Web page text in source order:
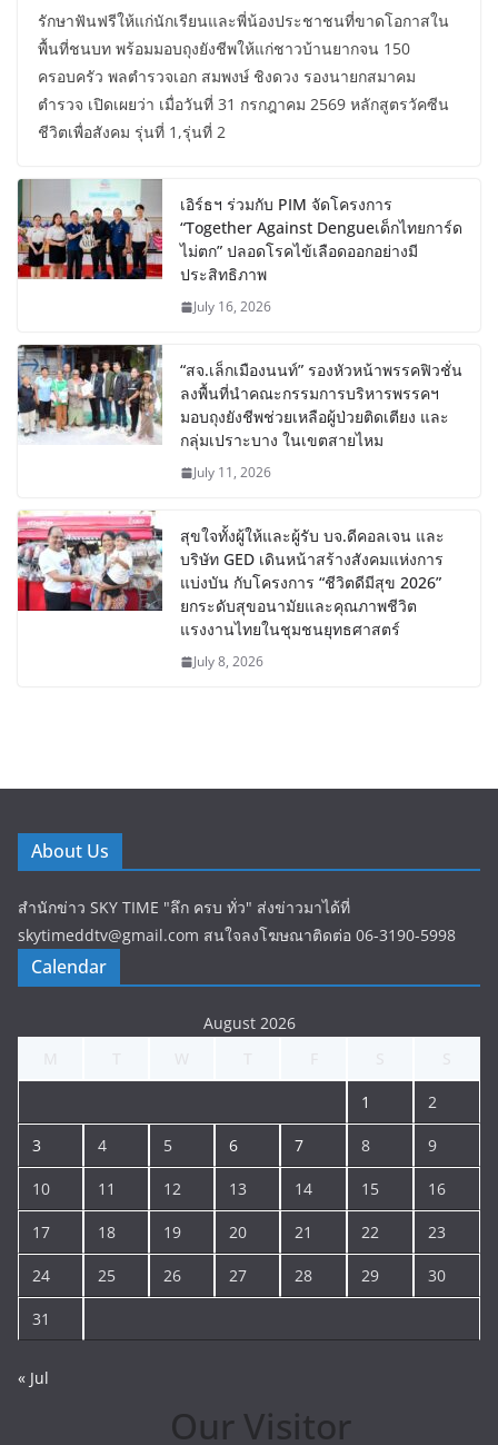
รักษาฟันฟรีให้แก่นักเรียนและพี่น้องประชาชนที่ขาดโอกาสใน
พื้นที่ชนบท พร้อมมอบถุงยังชีพให้แก่ชาวบ้านยากจน 150
ครอบครัว พลตำรวจเอก สมพงษ์ ชิงดวง รองนายกสมาคม
ตำรวจ เปิดเผยว่า เมื่อวันที่ 31 กรกฎาคม 2569 หลักสูตรวัคซีน
ชีวิตเพื่อสังคม รุ่นที่ 1,รุ่นที่ 2
เอิร์ธฯ ร่วมกับ PIM จัดโครงการ
“Together Against Dengueเด็กไทยการ์ด
ไม่ตก” ปลอดโรคไข้เลือดออกอย่างมี
ประสิทธิภาพ
July 16, 2026
“สจ.เล็กเมืองนนท์” รองหัวหน้าพรรคฟิวชั่น
ลงพื้นที่นำคณะกรรมการบริหารพรรคฯ
มอบถุงยังชีพช่วยเหลือผู้ป่วยติดเตียง และ
กลุ่มเปราะบาง ในเขตสายไหม
July 11, 2026
สุขใจทั้งผู้ให้และผู้รับ บจ.ดีคอลเจน และ
บริษัท GED เดินหน้าสร้างสังคมแห่งการ
แบ่งบัน​ กับโครงการ “ชีวิตดีมีสุข 2026”
ยกระดับสุขอนามัยและคุณภาพชีวิต
แรงงานไทยในชุมชนยุทธศาสตร์
July 8, 2026
About Us
สำนักข่าว SKY TIME "ลึก ครบ ทั่ว" ส่งข่าวมาได้ที่
skytimeddtv@gmail.com สนใจลงโฆษณาติดต่อ 06-3190-5998
Calendar
August 2026
1 2
3 4 5 6 7 8 9
10 11 12 13 14 15 16
17 18 19 20 21 22 23
24 25 26 27 28 29 30
31
« Jul
Our Visitor